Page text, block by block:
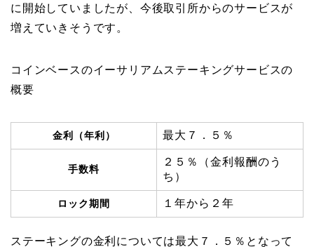
に開始していましたが、今後取引所からのサービスが
増えていきそうです。
コインベースのイーサリアムステーキングサービスの
概要
金利（年利） 最大７．５％
手数料
２５％（金利報酬のう
ち）
ロック期間 １年から２年
ステーキングの金利については最大７．５％となって